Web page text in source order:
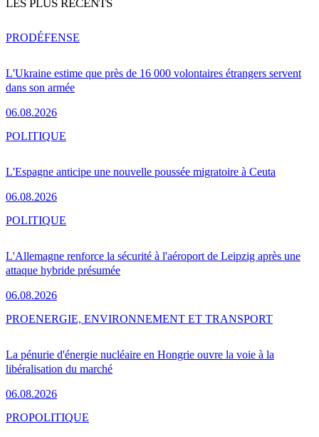
LES PLUS RÉCENTS
L'Ukraine estime que près de 16 000 volontaires étrangers servent
dans son armée
06.08.2026
PRODÉFENSE
L'Espagne anticipe une nouvelle poussée migratoire à Ceuta
06.08.2026
POLITIQUE
L'Allemagne renforce la sécurité à l'aéroport de Leipzig après une
attaque hybride présumée
06.08.2026
POLITIQUE
La pénurie d'énergie nucléaire en Hongrie ouvre la voie à la
libéralisation du marché
06.08.2026
PROENERGIE, ENVIRONNEMENT ET TRANSPORT
PROPOLITIQUE